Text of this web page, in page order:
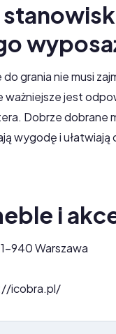
grania nie musi
ważniejsze jest
Dobrze dobrane
wygodę i
i
940 Warszawa
icobra.pl/